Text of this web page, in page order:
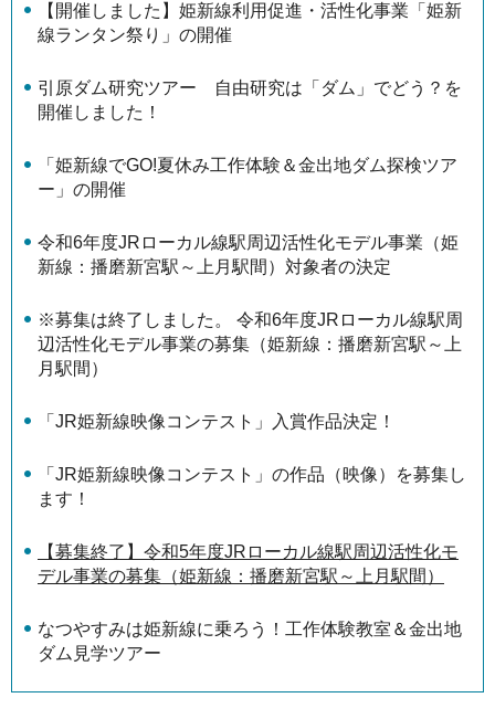
【開催しました】姫新線利用促進・活性化事業「姫新
線ランタン祭り」の開催
引原ダム研究ツアー 自由研究は「ダム」でどう？を
開催しました！
「姫新線でGO!夏休み工作体験＆金出地ダム探検ツア
ー」の開催
令和6年度JRローカル線駅周辺活性化モデル事業（姫
新線：播磨新宮駅～上月駅間）対象者の決定
※募集は終了しました。 令和6年度JRローカル線駅周
辺活性化モデル事業の募集（姫新線：播磨新宮駅～上
月駅間）
「JR姫新線映像コンテスト」入賞作品決定！
「JR姫新線映像コンテスト」の作品（映像）を募集し
ます！
【募集終了】令和5年度JRローカル線駅周辺活性化モ
デル事業の募集（姫新線：播磨新宮駅～上月駅間）
なつやすみは姫新線に乗ろう！工作体験教室＆金出地
ダム見学ツアー